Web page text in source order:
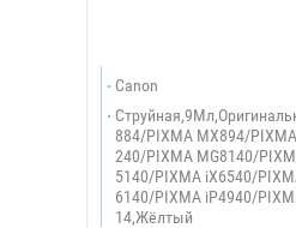
Canon
884/PIXMA MX894/
240/PIXMA MG8140/
5140/PIXMA iX6540/
6140/PIXMA iP4940/
14,Жёлтый